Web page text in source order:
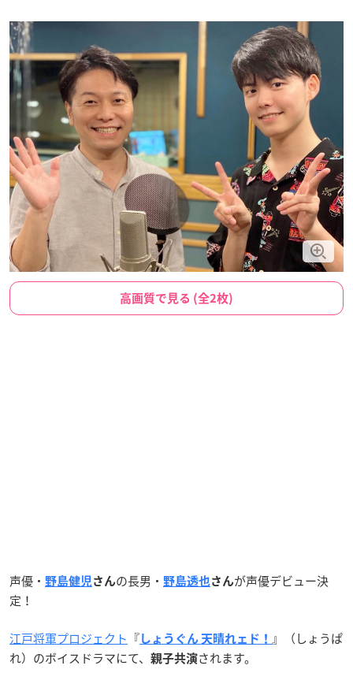
高画質で見る (全2枚)
声優・ 野島健児 さんの長男・ 野島透也さんが声優デビュー決
定！
江戸将軍プロジェクト 『 しょうぐん 天晴れェド！ 』（しょうぱ
れ）のボイスドラマにて、
親子共演されます。